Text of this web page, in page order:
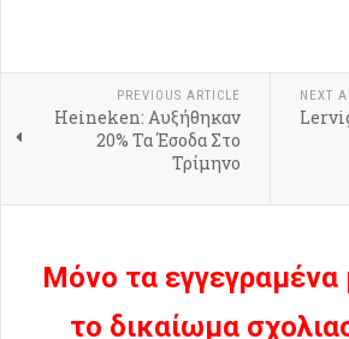
PREVIOUS ARTICLE
Heineken: Αυξήθηκαν
20% Τα Έσοδα Στο
Τρίμηνο
NEXT
Μόνο τα εγγεγραμένα
το δικαίωμα